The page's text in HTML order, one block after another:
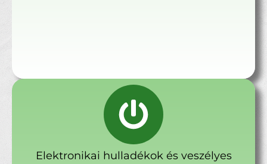
Elektronikai hulladékok és veszélyes